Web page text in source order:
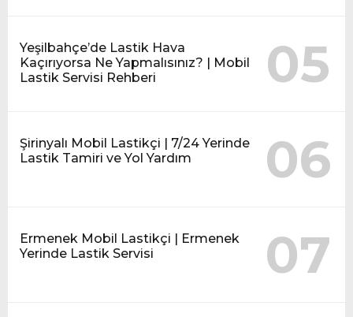
Yeşilbahçe’de Lastik Hava
Kaçırıyorsa Ne Yapmalısınız? | Mobil
Lastik Servisi Rehberi
05
Şirinyalı Mobil Lastikçi | 7/24 Yerinde
Lastik Tamiri ve Yol Yardım
06
Ermenek Mobil Lastikçi | Ermenek
Yerinde Lastik Servisi
07